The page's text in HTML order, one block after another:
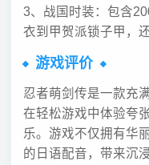
3、战国时装：包含
衣到甲贺派锁子甲，
游戏评价
忍者萌剑传是一款充
在轻松游戏中体验夸
乐。游戏不仅拥有华
的日语配音，带来沉